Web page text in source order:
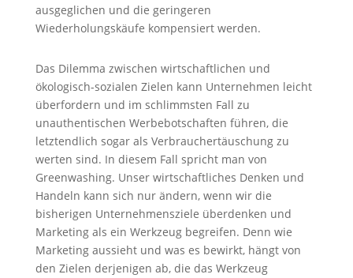
ausgeglichen und die geringeren
Wiederholungskäufe kompensiert werden.
Das Dilemma zwischen wirtschaftlichen und
ökologisch-sozialen Zielen kann Unternehmen leicht
überfordern und im schlimmsten Fall zu
unauthentischen Werbebotschaften führen, die
letztendlich sogar als Verbrauchertäuschung zu
werten sind. In diesem Fall spricht man von
Greenwashing. Unser wirtschaftliches Denken und
Handeln kann sich nur ändern, wenn wir die
bisherigen Unternehmensziele überdenken und
Marketing als ein Werkzeug begreifen. Denn wie
Marketing aussieht und was es bewirkt, hängt von
den Zielen derjenigen ab, die das Werkzeug